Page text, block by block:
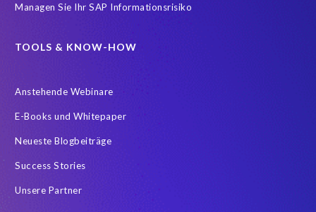
Managen Sie Ihr SAP Informationsrisiko
TOOLS & KNOW-HOW
Anstehende Webinare
E-Books und Whitepaper
Neueste Blogbeiträge
Success Stories
Unsere Partner